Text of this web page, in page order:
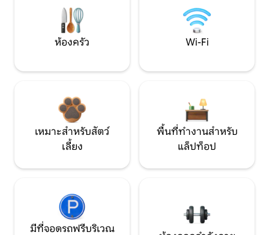
ห้องครัว Wi-Fi
เหมาะสำหรับสัตว์
เลี้ยง
พื้นที่ทำงานสำหรับ
แล็ปท็อป
มีที่จอดรถฟรีบริเวณ